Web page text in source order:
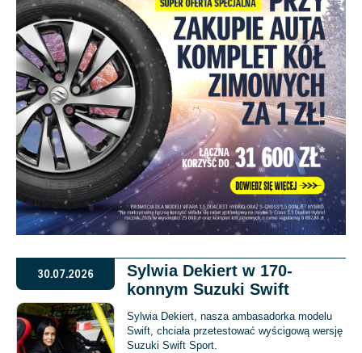
30.07.2026
Sylwia Dekiert w 170-
konnym Suzuki Swift
Sylwia Dekiert, nasza ambasadorka modelu
Swift, chciała przetestować wyścigową wersję
Suzuki Swift Sport.